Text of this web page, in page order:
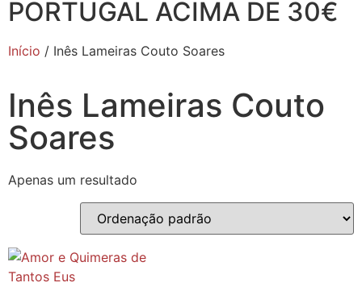
PORTUGAL ACIMA DE 30€
Início / Inês Lameiras Couto Soares
Inês Lameiras Couto
Soares
Apenas um resultado